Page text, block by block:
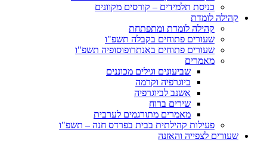
כניסת תלמידים – קורסים מקוונים
קהילה לומדת
קהילה לומדת ומתפתחת
שעורים פתוחים בקבלה תשפ"ו
שעורים פתוחים באנתרופוסופיה תשפ"ו
מאמרים
שביעונים וגילים מכוננים
ביוגרפיה וקרמה
אשנב לביוגרפיה
שירים ברוח
מאמרים מתורגמים לערבית
פעילות קהילתית בבית בפרדס חנה – תשפ"ו
שעורים לצפייה והאזנה